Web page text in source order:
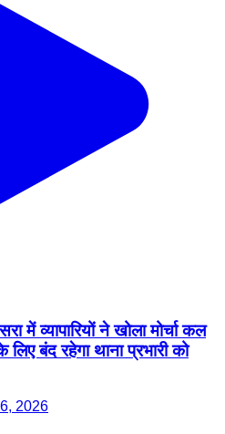
में व्यापारियों ने खोला मोर्चा कल
बंद रहेगा थाना प्रभारी को
2026